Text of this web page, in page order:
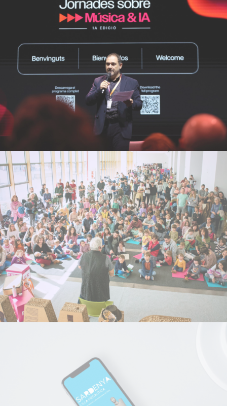
Jornades sobre Música&IA
Campanyes culturals
Estratègia de comunicació
Estratègia de marketing i branding
Festival FLIC
Campanyes culturals Estratègia de comunicació
i PR
Museu d’Arqueologia de Catalunya